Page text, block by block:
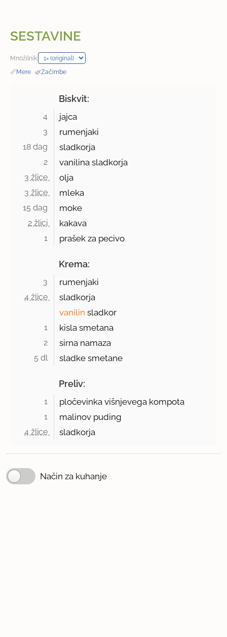
SESTAVINE
Množilnik:
📏Mere · 🌿Začimbe
Biskvit:
4 jajca
3 rumenjaki
18 dag sladkorja
2 vanilina sladkorja
3 žlice olja
3 žlice mleka
15 dag moke
2 žlici kakava
1 prašek za pecivo
Krema:
3 rumenjaki
4 žlice
sladkorja
vanilin sladkor
1 kisla smetana
2 sirna namaza
5 dl sladke smetane
Preliv:
1 pločevinka višnjevega kompota
1 malinov puding
4 žlice sladkorja
Način za kuhanje